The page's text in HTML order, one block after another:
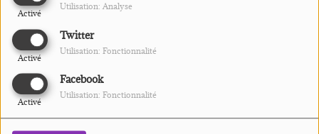
Activé
Utilisation: Analyse
Twitter
Activé
Utilisation: Fonctionnalité
Facebook
Activé
Utilisation: Fonctionnalité